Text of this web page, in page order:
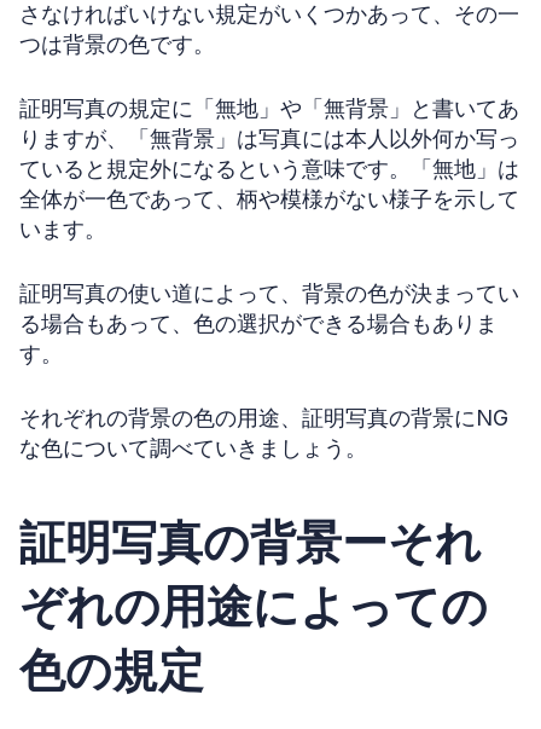
さなければいけない規定がいくつかあって、その一
つは背景の色です。
証明写真の規定に「無地」や「無背景」と書いてあ
りますが、「無背景」は写真には本人以外何か写っ
ていると規定外になるという意味です。「無地」は
全体が一色であって、柄や模様がない様子を示して
います。
証明写真の使い道によって、背景の色が決まってい
る場合もあって、色の選択ができる場合もありま
す。
それぞれの背景の色の用途、証明写真の背景にNG
な色について調べていきましょう。
証明写真の背景ーそれ
ぞれの用途によっての
色の規定